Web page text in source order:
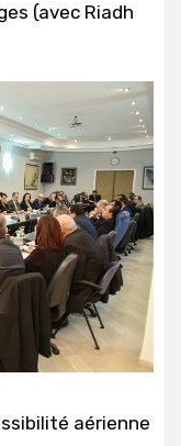
(avec Riadh
aérienne